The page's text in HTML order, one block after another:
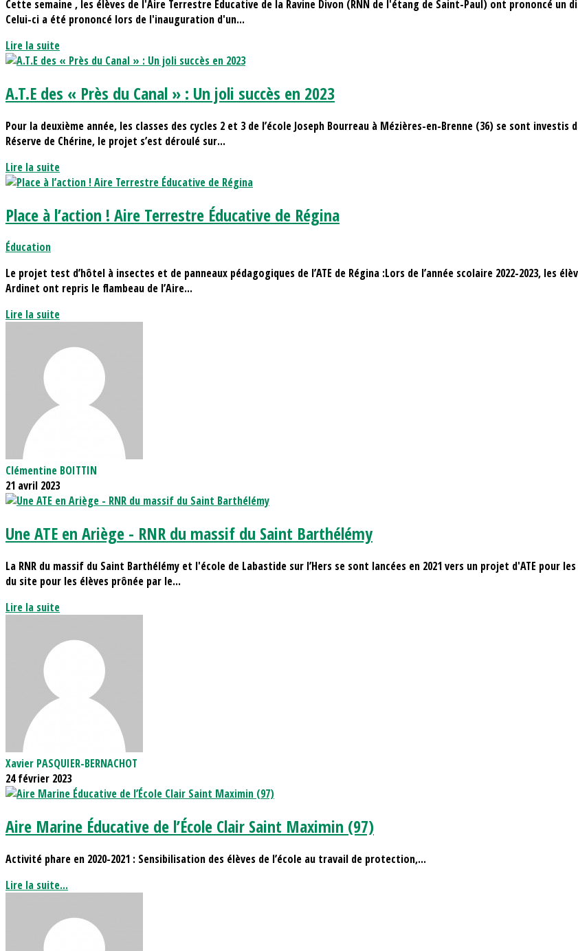
Cette semaine , les élèves de l'Aire Terrestre Educative de la Ravine Divon (RNN de l'étang de Saint-Paul) ont prononcé
Celui-ci a été prononcé lors de l'inauguration d'un...
Lire la suite
A.T.E des « Près du Canal » : Un joli succès en 2023
Pour la deuxième année, les classes des cycles 2 et 3 de l’école Joseph Bourreau à Mézières-en-Brenne (36) se sont
Réserve de Chérine, le projet s’est déroulé sur...
Lire la suite
Place à l’action ! Aire Terrestre Éducative de Régina
Éducation
Le projet test d’hôtel à insectes et de panneaux pédagogiques de l’ATE de Régina :Lors de l’année scolaire 2022-2023, les
Ardinet ont repris le flambeau de l’Aire...
Lire la suite
Clémentine BOITTIN
21 avril 2023
Une ATE en Ariège - RNR du massif du Saint Barthélémy
La RNR du massif du Saint Barthélémy et l'école de Labastide sur l’Hers se sont lancées en 2021 vers un projet d'ATE pour
du site pour les élèves prônée par le...
Lire la suite
Xavier PASQUIER-BERNACHOT
24 février 2023
Aire Marine Éducative de l’École Clair Saint Maximin (97)
Activité phare en 2020-2021 : Sensibilisation des élèves de l’école au travail de protection,...
Lire la suite...